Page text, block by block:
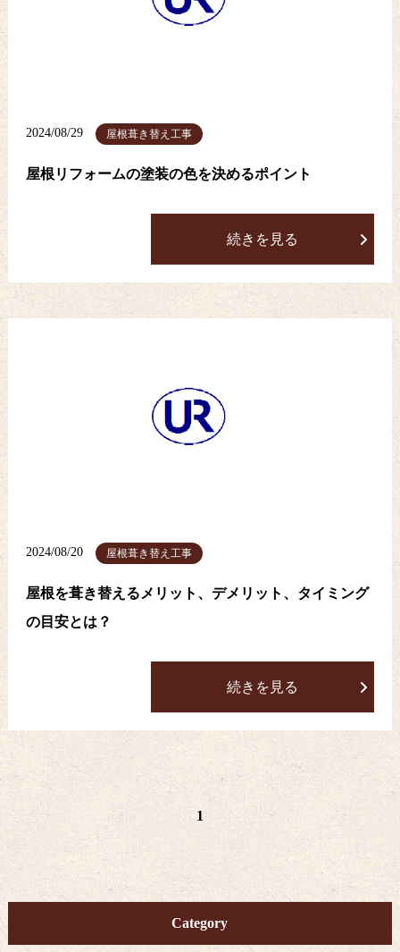
2024/08/29 屋根葺き替え工事
屋根リフォームの塗装の色を決めるポイント
続きを見る
2024/08/20 屋根葺き替え工事
屋根を葺き替えるメリット、デメリット、タイミング
の目安とは？
続きを見る
1
Category